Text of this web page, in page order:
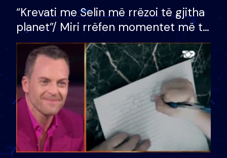
“Krevati me Selin më rrëzoi të gjitha
planet”/ Miri rrëfen momentet më të
bukura në shtëpinë e BB VIP: Do më
mungojë zilja e mëngjesit kur…